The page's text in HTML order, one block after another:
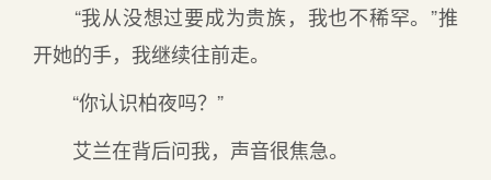
“我从没想过要成为贵族，我也不稀罕。”推
开她的手，我继续往前走。
“你认识柏夜吗？”
艾兰在背后问我，声音很焦急。